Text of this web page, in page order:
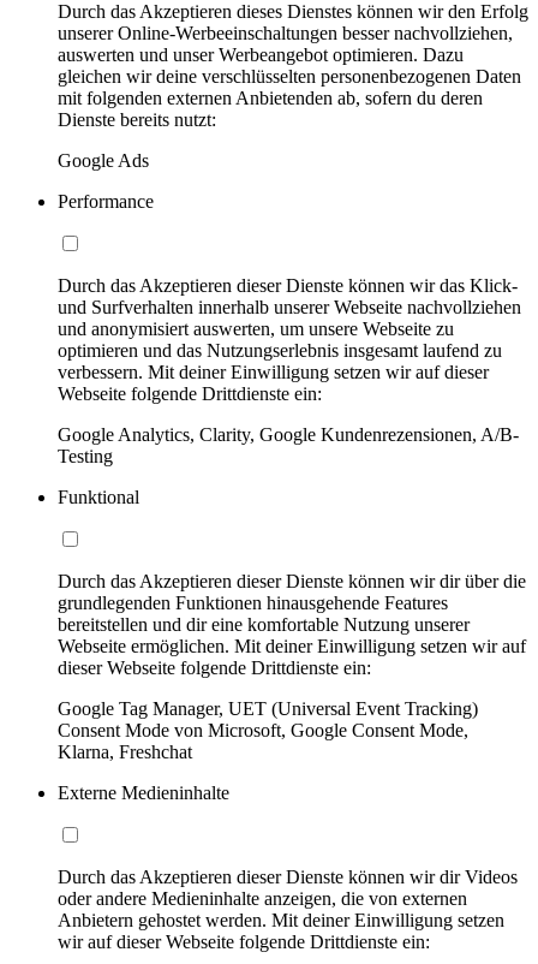
Durch das Akzeptieren dieses Dienstes können wir den Erfolg
unserer Online-Werbeeinschaltungen besser nachvollziehen,
auswerten und unser Werbeangebot optimieren. Dazu
gleichen wir deine verschlüsselten personenbezogenen Daten
mit folgenden externen Anbietenden ab, sofern du deren
Dienste bereits nutzt:
Google Ads
Performance
Durch das Akzeptieren dieser Dienste können wir das Klick-
und Surfverhalten innerhalb unserer Webseite nachvollziehen
und anonymisiert auswerten, um unsere Webseite zu
optimieren und das Nutzungserlebnis insgesamt laufend zu
verbessern. Mit deiner Einwilligung setzen wir auf dieser
Webseite folgende Drittdienste ein:
Google Analytics, Clarity, Google Kundenrezensionen, A/B-
Testing
Funktional
Durch das Akzeptieren dieser Dienste können wir dir über die
grundlegenden Funktionen hinausgehende Features
bereitstellen und dir eine komfortable Nutzung unserer
Webseite ermöglichen. Mit deiner Einwilligung setzen wir auf
dieser Webseite folgende Drittdienste ein:
Google Tag Manager, UET (Universal Event Tracking)
Consent Mode von Microsoft, Google Consent Mode,
Klarna, Freshchat
Externe Medieninhalte
Durch das Akzeptieren dieser Dienste können wir dir Videos
oder andere Medieninhalte anzeigen, die von externen
Anbietern gehostet werden. Mit deiner Einwilligung setzen
wir auf dieser Webseite folgende Drittdienste ein: